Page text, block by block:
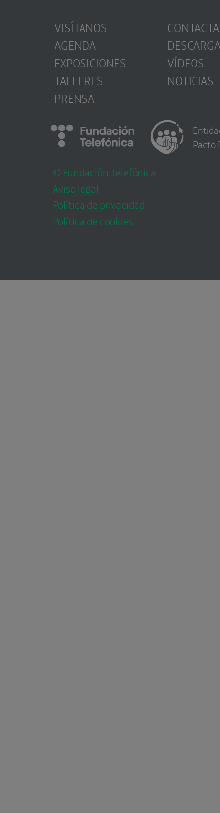
VISÍTANOS
AGENDA
EXPOSICIONES
TALLERES
PRENSA
CONTACTA
VÍDEOS
NOTICIAS
© Fundación Telefónica
Aviso legal
Política de privacidad
Política de cookies
Pacto